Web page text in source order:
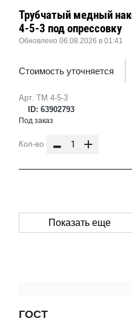
ГОСТ
Арт. ТМ 4-5-3
ID: 63902793
Трубчатый медный
4-5-3 под опрессовку
Обновлено 06.08.2026 в 01:41
Стоимость уточняется
Под заказ
Кол-во - +
Показать еще